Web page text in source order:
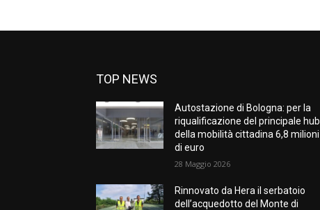
TOP NEWS
Autostazione di Bologna: per la
riqualificazione del principale hub
della mobilità cittadina 6,8 milioni
di euro
28 Maggio 2026
Rinnovato da Hera il serbatoio
dell’acquedotto del Monte di